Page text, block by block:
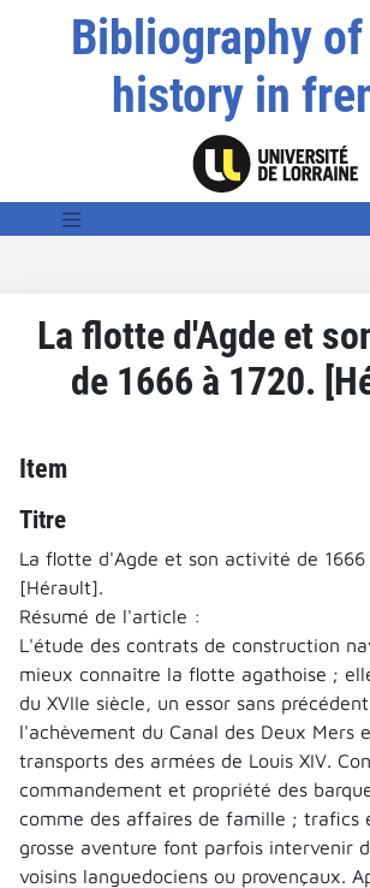
Bibliography of
history in
La flotte d'Agde et
de 1666 à 1720.
Item
Titre
La flotte d'Agde et son activité de 1666
[Hérault].
Résumé de l'article :
L'étude des contrats de construction
mieux connaître la flotte agathoise ;
du XVIIe siècle, un essor sans
l'achèvement du Canal des Deux Mers
transports des armées de Louis XIV.
commandement et propriété des
comme des affaires de famille ; trafics
grosse aventure font parfois intervenir
voisins languedociens ou provençaux.